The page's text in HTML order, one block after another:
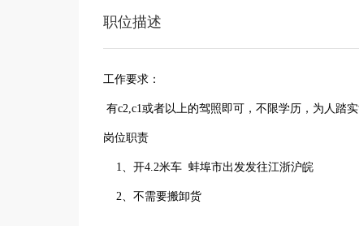
职位描述
工作要求：
有c2,c1或者以上的驾照即可，不限学历，为人踏
岗位职责
1、开4.2米车 蚌埠市出发发往江浙沪皖
2、不需要搬卸货